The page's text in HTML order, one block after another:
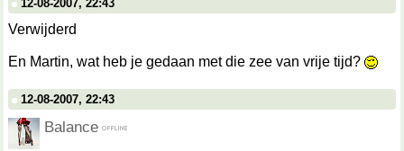
12-08-2007, 22:43
Verwijderd
En Martin, wat heb je gedaan met die zee van vrije tijd?
12-08-2007, 22:43
Balance